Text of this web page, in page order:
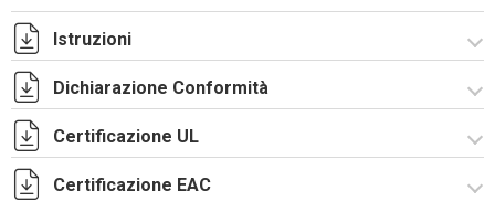
Istruzioni
Istruzioni di montaggio CQE_stampa.pdf
Dichiarazione Conformità
CE Declaration - CQE Rev.02.pdf
UKCA Declaration - CQE Rev.00.pdf
Certificazione UL
Certificato UL - CQE kit.pdf
Certificazione EAC